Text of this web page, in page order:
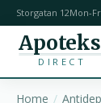
Storgatan 12Mon-
Apoteks
DIRECT
Home